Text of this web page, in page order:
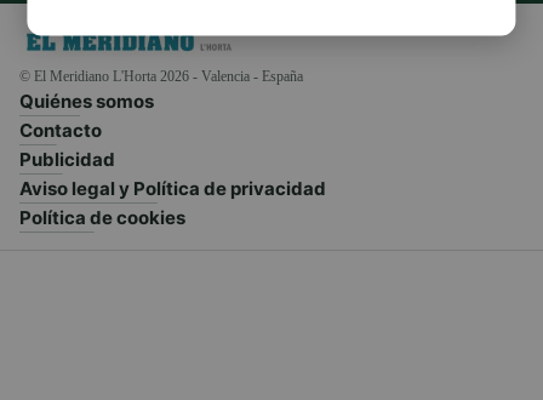
© El Meridiano L'Horta 2026 - Valencia - España
Quiénes somos
Contacto
Publicidad
Aviso legal y Política de privacidad
Política de cookies